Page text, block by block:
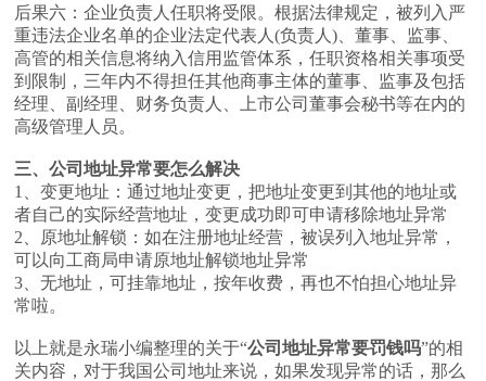
后果六：企业负责人任职将受限。根据法律规定，被列入严
重违法企业名单的企业法定代表人(负责人)、董事、监事、
高管的相关信息将纳入信用监管体系，任职资格相关事项受
到限制，三年内不得担任其他商事主体的董事、监事及包括
经理、副经理、财务负责人、上市公司董事会秘书等在内的
高级管理人员。
三、公司地址异常要怎么解决
1、变更地址：通过地址变更，把地址变更到其他的地址或
者自己的实际经营地址，变更成功即可申请移除地址异常
2、原地址解锁：如在注册地址经营，被误列入地址异常，
可以向工商局申请原地址解锁地址异常
3、无地址，可挂靠地址，按年收费，再也不怕担心地址异
常啦。
以上就是永瑞小编整理的关于“公司地址异常要罚钱吗”的相
关内容，对于我国公司地址来说，如果发现异常的话，那么